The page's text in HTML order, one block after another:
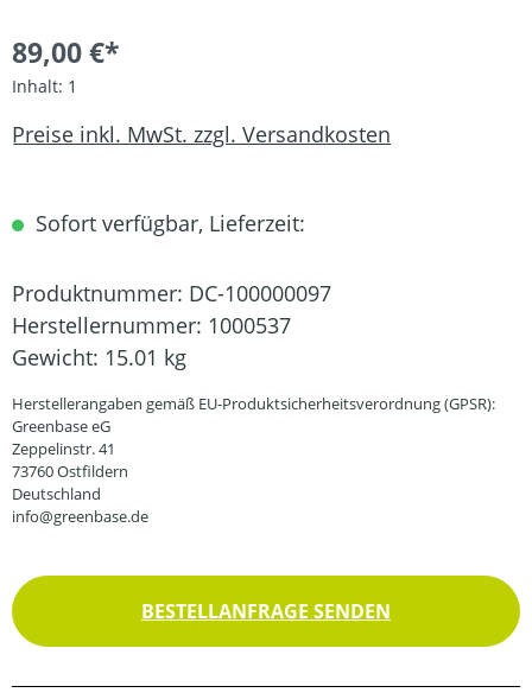
89,00 €*
Inhalt: 1
Preise inkl. MwSt. zzgl. Versandkosten
Sofort verfügbar, Lieferzeit:
Produktnummer: DC-100000097
Herstellernummer: 1000537
Gewicht: 15.01 kg
Herstellerangaben gemäß EU-Produktsicherheitsverordnung (GPSR):
Greenbase eG
Zeppelinstr. 41
73760 Ostfildern
Deutschland
info@greenbase.de
BESTELLANFRAGE SENDEN